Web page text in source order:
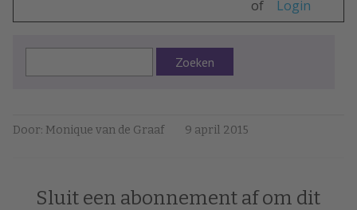
of Login
Zoeken
Door: Monique van de Graaf 9 april 2015
Sluit een abonnement af om dit